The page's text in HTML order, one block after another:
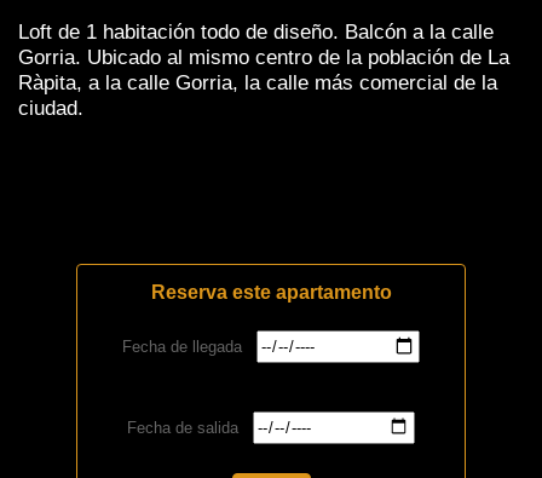
Loft de 1 habitación todo de diseño. Balcón a la calle
Gorria. Ubicado al mismo centro de la población de La
Ràpita, a la calle Gorria, la calle más comercial de la
ciudad.
Reserva este apartamento
Fecha de llegada
Fecha de salida